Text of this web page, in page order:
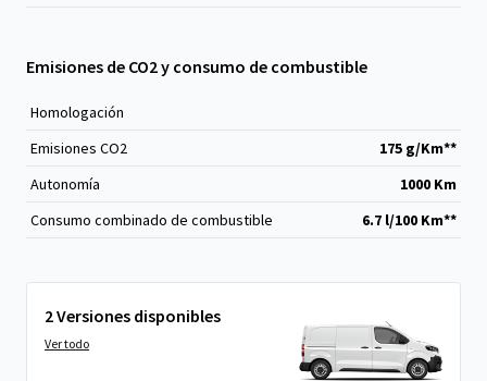
Emisiones de CO2 y consumo de combustible
Homologación
Emisiones CO2
175 g/Km**
Autonomía
1000 Km
Consumo combinado de combustible
6.7 l/100 Km**
2 Versiones disponibles
Ver todo